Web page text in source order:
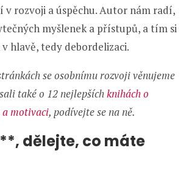
v rozvoji a úspěchu. Autor nám radí,
myšlenek a přístupů, a tím si
hlavě, tedy debordelizaci.
se osobnímu rozvoji věnujeme
také o 12 nejlepšíchknihách o
motivaci, podívejte se na ně.
dělejte, co máte